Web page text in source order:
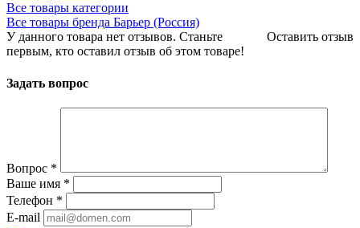
Все товары категории
Все товары бренда Барьер (Россия)
Оставить отзыв
У данного товара нет отзывов. Станьте
первым, кто оставил отзыв об этом товаре!
Задать вопрос
Вопрос *
Ваше имя *
Телефон *
E-mail